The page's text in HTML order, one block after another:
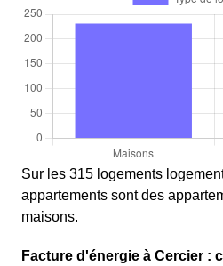
Sur les 315 logements
appartements sont des
maisons.
Facture d'énergie à Cercier :